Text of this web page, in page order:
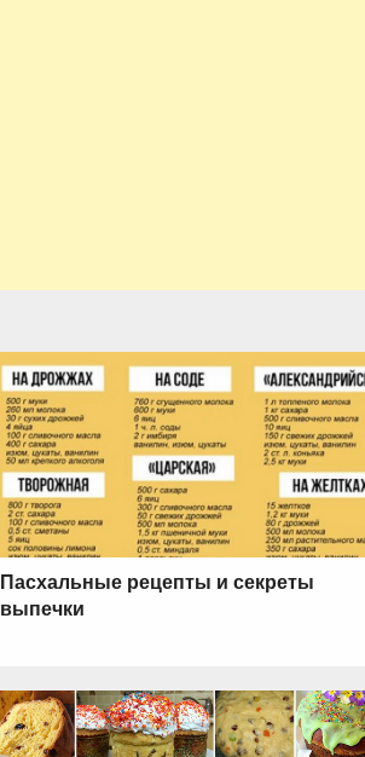
Пасхальные рецепты и секреты
выпечки